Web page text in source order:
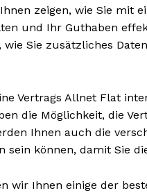
zeigen, wie Sie mit
und Ihr Guthaben
wie Sie zusätzliches
Vertrags Allnet Flat
die Möglichkeit, die
Ihnen auch die
sein können, damit Sie
wir Ihnen einige der